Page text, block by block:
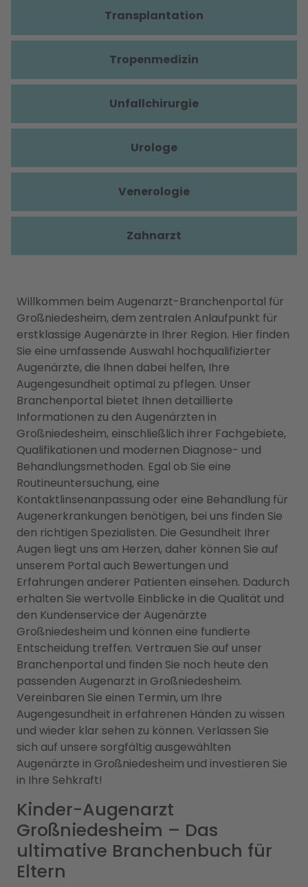
Willkommen beim Augenarzt-Branchenportal für
Großniedesheim, dem zentralen Anlaufpunkt für
erstklassige Augenärzte in Ihrer Region. Hier finden
Sie eine umfassende Auswahl hochqualifizierter
Augenärzte, die Ihnen dabei helfen, Ihre
Augengesundheit optimal zu pflegen. Unser
Branchenportal bietet Ihnen detaillierte
Informationen zu den Augenärzten in
Großniedesheim, einschließlich ihrer Fachgebiete,
Qualifikationen und modernen Diagnose- und
Behandlungsmethoden. Egal ob Sie eine
Routineuntersuchung, eine
Kontaktlinsenanpassung oder eine Behandlung für
Augenerkrankungen benötigen, bei uns finden Sie
den richtigen Spezialisten. Die Gesundheit Ihrer
Augen liegt uns am Herzen, daher können Sie auf
unserem Portal auch Bewertungen und
Erfahrungen anderer Patienten einsehen. Dadurch
erhalten Sie wertvolle Einblicke in die Qualität und
den Kundenservice der Augenärzte
Großniedesheim und können eine fundierte
Entscheidung treffen. Vertrauen Sie auf unser
Branchenportal und finden Sie noch heute den
passenden Augenarzt in Großniedesheim.
Vereinbaren Sie einen Termin, um Ihre
Augengesundheit in erfahrenen Händen zu wissen
und wieder klar sehen zu können. Verlassen Sie
sich auf unsere sorgfältig ausgewählten
Augenärzte in Großniedesheim und investieren Sie
in Ihre Sehkraft!
Kinder-Augenarzt
Großniedesheim – Das
ultimative Branchenbuch für
Eltern
Transplantation
Tropenmedizin
Unfallchirurgie
Urologe
Venerologie
Zahnarzt